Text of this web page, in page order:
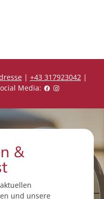
| +43 317923042|
Media:
&
und unsere